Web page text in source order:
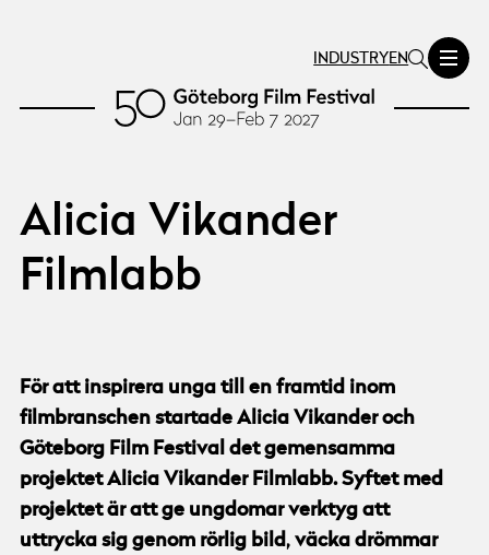
INDUSTRY EN
Alicia Vikander
Filmlabb
För att inspirera unga till en framtid inom
filmbranschen startade Alicia Vikander och
Göteborg Film Festival det gemensamma
projektet Alicia Vikander Filmlabb. Syftet med
projektet är att ge ungdomar verktyg att
uttrycka sig genom rörlig bild, väcka drömmar